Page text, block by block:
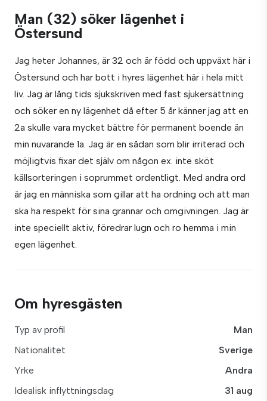
Man (32) söker lägenhet i
Östersund
Jag heter Johannes, är 32 och är född och uppväxt här i
Östersund och har bott i hyres lägenhet här i hela mitt
liv. Jag är lång tids sjukskriven med fast sjukersättning
och söker en ny lägenhet då efter 5 år känner jag att en
2a skulle vara mycket bättre för permanent boende än
min nuvarande 1a. Jag är en sådan som blir irriterad och
möjligtvis fixar det själv om någon ex. inte sköt
källsorteringen i soprummet ordentligt. Med andra ord
är jag en människa som gillar att ha ordning och att man
ska ha respekt för sina grannar och omgivningen. Jag är
inte speciellt aktiv, föredrar lugn och ro hemma i min
egen lägenhet.
Om hyresgästen
Typ av profil
Man
Nationalitet
Sverige
Yrke
Andra
Idealisk inflyttningsdag
31 aug